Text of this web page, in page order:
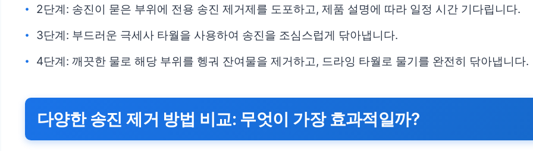
2단계: 송진이 묻은 부위에 전용 송진 제거제를 도포하고, 제품 설명에 따라 일정 시간 기다립니다.
3단계: 부드러운 극세사 타월을 사용하여 송진을 조심스럽게 닦아냅니다.
4단계: 깨끗한 물로 해당 부위를 헹궈 잔여물을 제거하고, 드라잉 타월로 물기를 완전히 닦아냅니다.
다양한 송진 제거 방법 비교: 무엇이 가장 효과적일까?